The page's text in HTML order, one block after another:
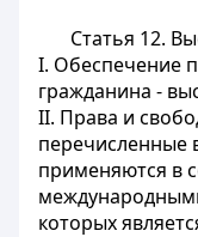
Статья 12.
I. Обеспечение
гражданина -
II. Права и
перечисленные
применяются в
которых